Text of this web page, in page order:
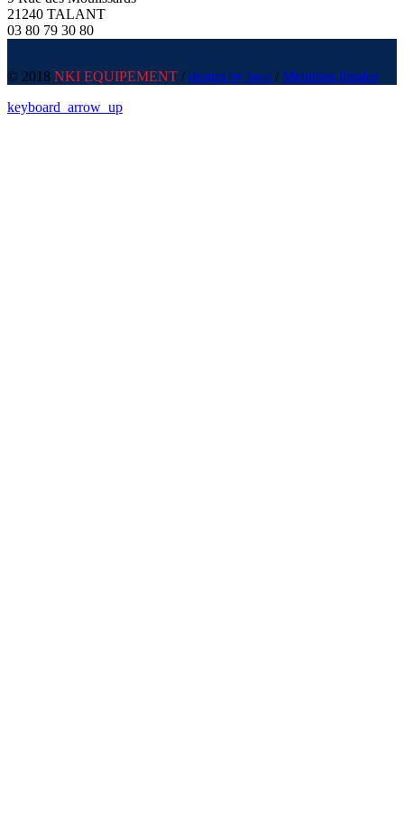
21240 TALANT
03 80 79 30 80
© 2018 NKI EQUIPEMENT / design by bwa / Mentions légales
keyboard_arrow_up